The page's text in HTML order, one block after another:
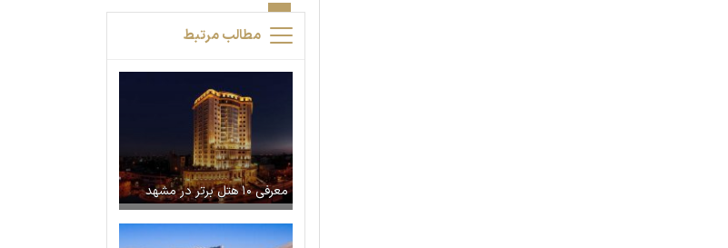
مطالب مرتبط
معرفی ۱۰ هتل برتر در مشهد